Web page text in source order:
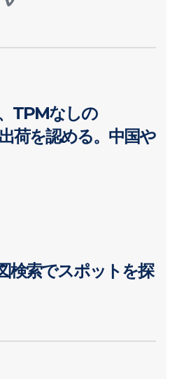
TPMなしの
荷を認める。中国や
検索でスポットを探